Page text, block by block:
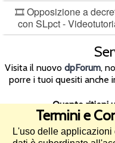
🎞️ Opposizione a
con SLpct -
Visita il nuovodpForum,
porre i tuoi quesiti anche
Quanto ritieni
Termini e
L'uso delle